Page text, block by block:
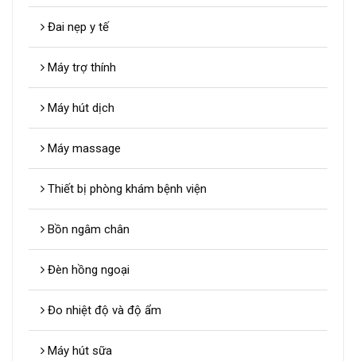
Đai nẹp y tế
Máy trợ thính
Máy hút dịch
Máy massage
Thiết bị phòng khám bệnh viện
Bồn ngâm chân
Đèn hồng ngoại
Đo nhiệt độ và độ ẩm
Máy hút sữa